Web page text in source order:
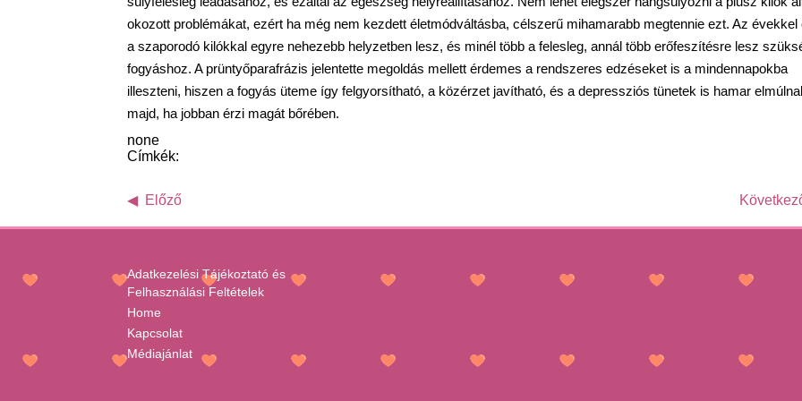
okozott problémákat, ezért ha még nem kezdett életmódváltásba, célszerű mihamarabb megtennie ezt. Az évekkel
a szaporodó kilókkal egyre nehezebb helyzetben lesz, és minél több a felesleg, annál több erőfeszítésre lesz
fogyáshoz. A prüntyőparafrázis jelentette megoldás mellett érdemes a rendszeres edzéseket is a mindennapokba
illeszteni, hiszen a fogyás üteme így felgyorsítható, a közérzet javítható, és a depressziós tünetek is hamar
majd, ha jobban érzi magát bőrében.
none
Címkék:
Előző
Adatkezelési Tájékoztató és
Felhasználási Feltételek
Home
Kapcsolat
Médiajánlat